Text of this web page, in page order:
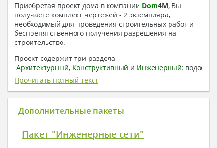
Приобретая проект дома в компании Dom4M, Вы
получаете комплект чертежей - 2 экземпляра,
необходимый для проведения строительных работ и
беспрепятственного получения разрешения на
строительство.
Проект содержит три раздела –
Архитектурный, Конструктивный и Инженерный:
отопление, вентиляция, канализация,
электроснабжение (приобретается за дополнительную
плату) + Пояснительная записка.
1. Архитектурный раздел:
План координационных осей
Прочитать полный текст
Дополнительные пакеты
Пакет "Инженерные сети"